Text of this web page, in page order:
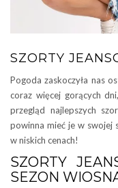
SZORTY
Pogoda zaskoczyła nas
coraz więcej gorących
przegląd najlepszych
powinna mieć je w swojej
w niskich cenach!
SZORTY
SEZON